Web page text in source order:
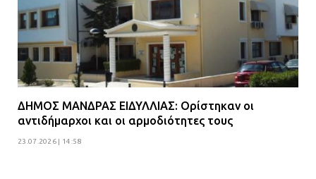
ΔΗΜΟΣ ΜΑΝΔΡΑΣ ΕΙΔΥΛΛΙΑΣ: Ορίστηκαν οι
αντιδήμαρχοι και οι αρμοδιότητες τους
23.07.2026 | 14:58